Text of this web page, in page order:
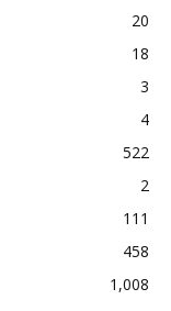
20
18
3
4
522
2
111
458
1,008